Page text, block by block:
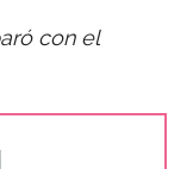
con el